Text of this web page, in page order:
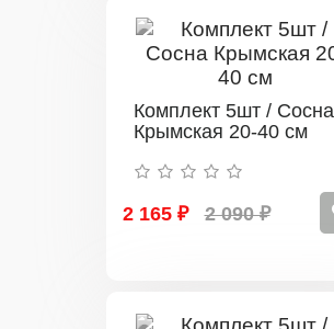
Комплект 5шт / Сосна
Крымская 20-40 см
2 165 ₽ 2 090 ₽